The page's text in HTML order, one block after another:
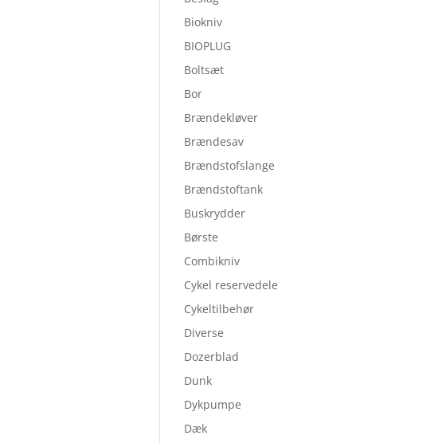
Biokniv
BIOPLUG
Boltsæt
Bor
Brændekløver
Brændesav
Brændstofslange
Brændstoftank
Buskrydder
Børste
Combikniv
Cykel reservedele
Cykeltilbehør
Diverse
Dozerblad
Dunk
Dykpumpe
Dæk